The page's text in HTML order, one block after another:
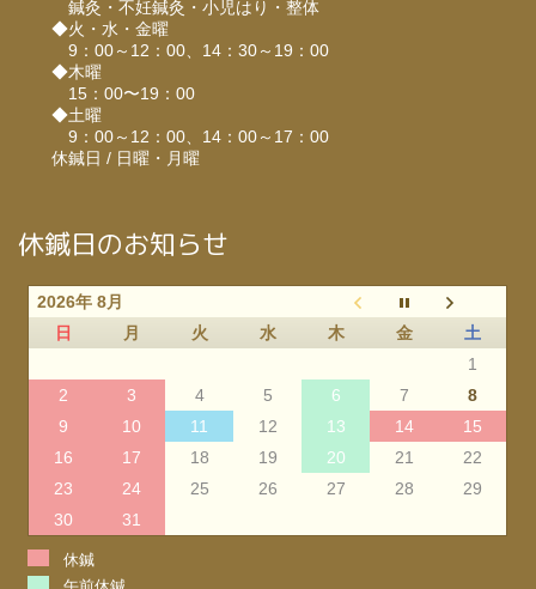
鍼灸・不妊鍼灸・小児はり・整体
◆火・水・金曜
9：00～12：00、14：30～19：00
◆木曜
15：00〜19：00
◆土曜
9：00～12：00、14：00～17：00
休鍼日 / 日曜・月曜
休鍼日のお知らせ
2026年 8月
日
月 火 水 木 金
土
1
2
3 4 5 6 7
8
9
10 11 12 13 14
15
16
17 18 19 20 21
22
23
24 25 26 27 28
29
30
31
休鍼